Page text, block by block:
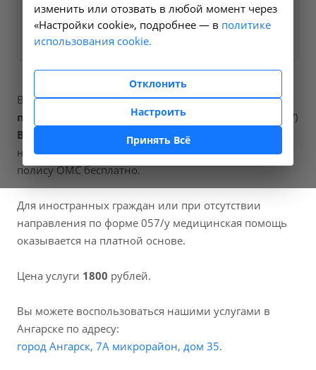
Заказать услугу
В наших клиниках мы проводимприем врача-
психиатра-нарколога повторный
, код услуги (НМУ)
B01.036.002
. Для граждан России, у которых есть
направление, медицинская помощь оказывается по
полису ОМС бесплатно.
Для иностранных граждан или при отсутствии
направления по форме 057/у медицинская помощь
оказывается на платной основе.
Цена услуги 1800 рублей.
Вы можете воспользоваться нашими услугами в
Ангарске по адресу:
город Ангарск, 7А микрорайон, дом 35.
изменить или отозвать в любой момент через
«Настройки cookie», подробнее — в политике
использования cookie.
Отклонить
Настроить
Принять Всё